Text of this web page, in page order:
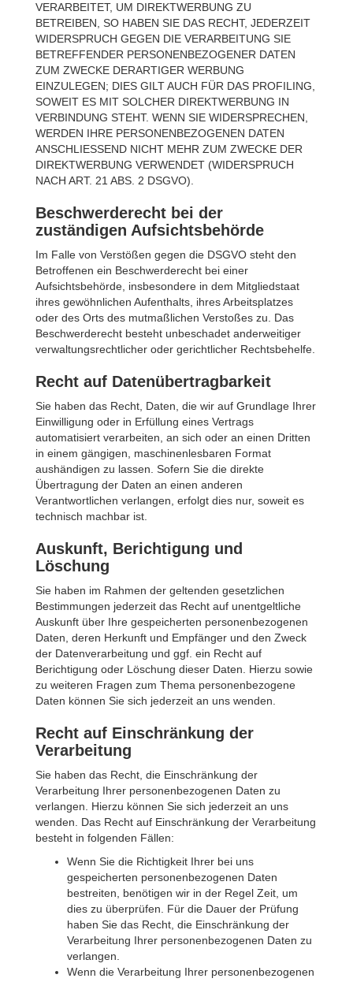
VERARBEITET, UM DIREKTWERBUNG ZU
BETREIBEN, SO HABEN SIE DAS RECHT, JEDERZEIT
WIDERSPRUCH GEGEN DIE VERARBEITUNG SIE
BETREFFENDER PERSONENBEZOGENER DATEN
ZUM ZWECKE DERARTIGER WERBUNG
EINZULEGEN; DIES GILT AUCH FÜR DAS PROFILING,
SOWEIT ES MIT SOLCHER DIREKTWERBUNG IN
VERBINDUNG STEHT. WENN SIE WIDERSPRECHEN,
WERDEN IHRE PERSONENBEZOGENEN DATEN
ANSCHLIESSEND NICHT MEHR ZUM ZWECKE DER
DIREKTWERBUNG VERWENDET (WIDERSPRUCH
NACH ART. 21 ABS. 2 DSGVO).
Beschwerde­recht bei der
zuständigen Aufsichts­behörde
Im Falle von Verstößen gegen die DSGVO steht den
Betroffenen ein Beschwerderecht bei einer
Aufsichtsbehörde, insbesondere in dem Mitgliedstaat
ihres gewöhnlichen Aufenthalts, ihres Arbeitsplatzes
oder des Orts des mutmaßlichen Verstoßes zu. Das
Beschwerderecht besteht unbeschadet anderweitiger
verwaltungsrechtlicher oder gerichtlicher Rechtsbehelfe.
Recht auf Daten­übertrag­barkeit
Sie haben das Recht, Daten, die wir auf Grundlage Ihrer
Einwilligung oder in Erfüllung eines Vertrags
automatisiert verarbeiten, an sich oder an einen Dritten
in einem gängigen, maschinenlesbaren Format
aushändigen zu lassen. Sofern Sie die direkte
Übertragung der Daten an einen anderen
Verantwortlichen verlangen, erfolgt dies nur, soweit es
technisch machbar ist.
Auskunft, Berichtigung und
Löschung
Sie haben im Rahmen der geltenden gesetzlichen
Bestimmungen jederzeit das Recht auf unentgeltliche
Auskunft über Ihre gespeicherten personenbezogenen
Daten, deren Herkunft und Empfänger und den Zweck
der Datenverarbeitung und ggf. ein Recht auf
Berichtigung oder Löschung dieser Daten. Hierzu sowie
zu weiteren Fragen zum Thema personenbezogene
Daten können Sie sich jederzeit an uns wenden.
Recht auf Einschränkung der
Verarbeitung
Sie haben das Recht, die Einschränkung der
Verarbeitung Ihrer personenbezogenen Daten zu
verlangen. Hierzu können Sie sich jederzeit an uns
wenden. Das Recht auf Einschränkung der Verarbeitung
besteht in folgenden Fällen:
Wenn Sie die Richtigkeit Ihrer bei uns
gespeicherten personenbezogenen Daten
bestreiten, benötigen wir in der Regel Zeit, um
dies zu überprüfen. Für die Dauer der Prüfung
haben Sie das Recht, die Einschränkung der
Verarbeitung Ihrer personenbezogenen Daten zu
verlangen.
Wenn die Verarbeitung Ihrer personenbezogenen